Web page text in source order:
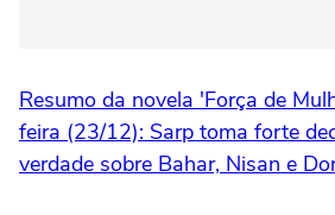
Resumo da novela 'Força de
feira (23/12): Sarp toma forte
verdade sobre Bahar, Nisan e